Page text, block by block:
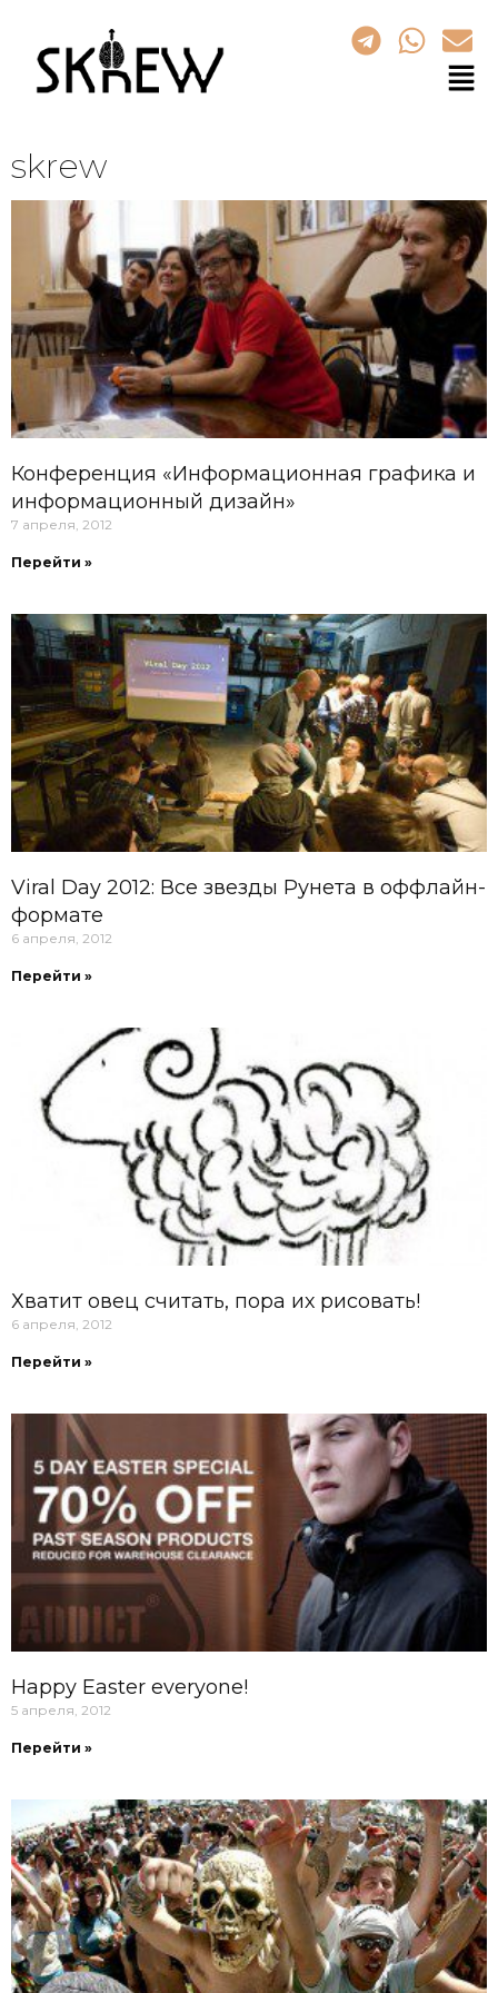
skrew
Конференция «Информационная графика и
информационный дизайн»
7 апреля, 2012
Перейти »
Viral Day 2012: Все звезды Рунета в оффлайн-
формате
6 апреля, 2012
Перейти »
Хватит овец считать, пора их рисовать!
6 апреля, 2012
Перейти »
Happy Easter everyone!
5 апреля, 2012
Перейти »